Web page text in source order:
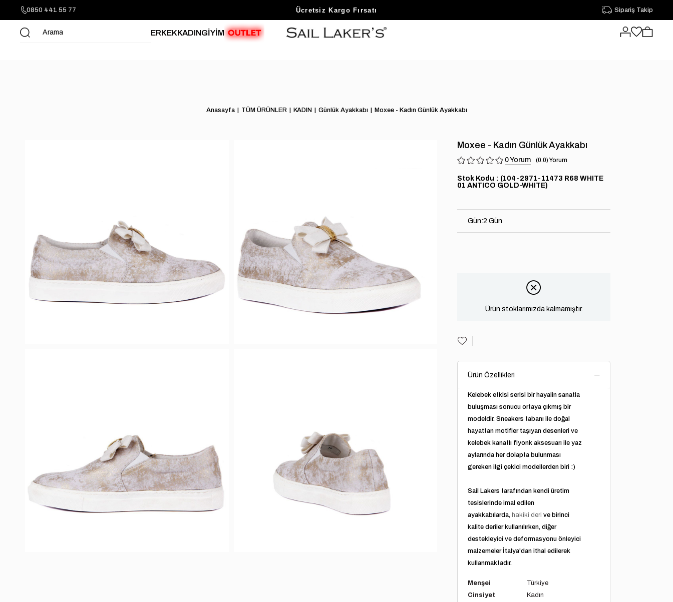
0850 441 55 77 Sezon Sonu Fırsatlarını Keşfet
Ücretsiz Kargo Fırsatı Sipariş Takip
ERKEKKADINGİYİM
Anasayfa TÜM ÜRÜNLER KADIN Günlük Ayakkabı Moxee - Kadın Günlük Ayakkabı
Moxee - Kadın Günlük Ayakkabı
0 0.0
Stok Kodu
(104-2971-11473 R68 WHITE
01 ANTICO GOLD-WHITE)
Gün:2 Gün
Ürün stoklarımızda kalmamıştır.
Ürün Özellikleri
Kelebek etkisi serisi bir hayalin sanatla
buluşması sonucu ortaya çıkmış bir
modeldir. Sneakers tabanı ile doğal
hayattan motifler taşıyan desenleri ve
kelebek kanatlı fiyonk aksesuarı ile yaz
aylarında her dolapta bulunması
gereken ilgi çekici modellerden biri :)
Sail Lakers tarafından kendi üretim
tesislerinde imal edilen
ayakkabılarda,hakiki deri ve birinci
kalite deriler kullanılırken, diğer
destekleyici ve deformasyonu önleyici
malzemeler İtalya'dan ithal edilerek
kullanmaktadır.
Menşei
Türkiye
Cinsiyet
Kadın